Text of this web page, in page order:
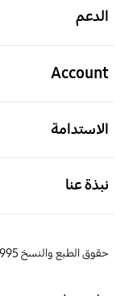
الدعم
Account
الاستدامة
نبذة عنا
حقوق الطبع والنسخ 1995-2026 سامسونج. جميع الحقوق محفوظة.